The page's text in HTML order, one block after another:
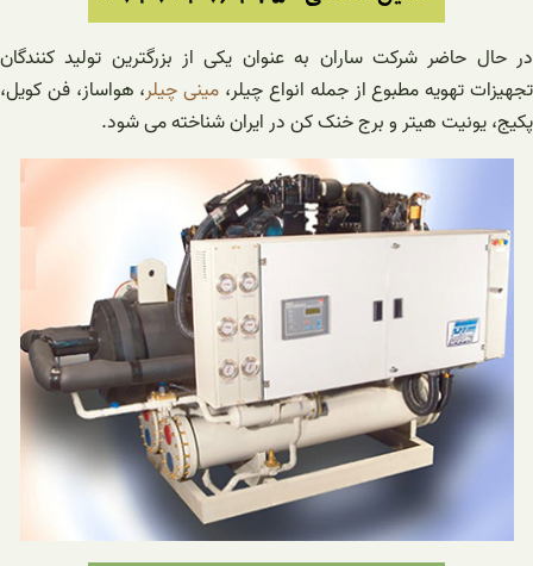
در حال حاضر شرکت ساران به عنوان یکی از بزرگترین تولید کنندگان
تجهیزات تهویه مطبوع از جمله انواع چیلر، مینی چیلر، هواساز، فن کویل،
پکیج، یونیت هیتر و برج خنک کن در ایران شناخته می شود.